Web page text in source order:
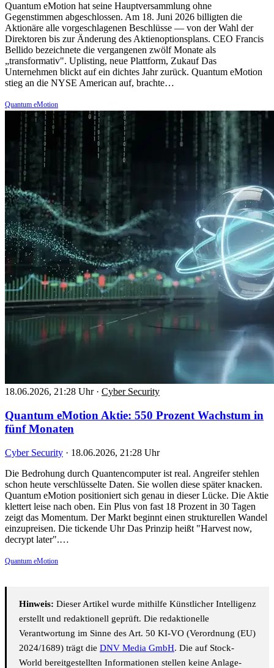
Quantum eMotion hat seine Hauptversammlung ohne
Gegenstimmen abgeschlossen. Am 18. Juni 2026 billigten die
Aktionäre alle vorgeschlagenen Beschlüsse — von der Wahl der
Direktoren bis zur Änderung des Aktienoptionsplans. CEO Francis
Bellido bezeichnete die vergangenen zwölf Monate als
„transformativ". Uplisting, neue Plattform, Zukauf Das
Unternehmen blickt auf ein dichtes Jahr zurück. Quantum eMotion
stieg an die NYSE American auf, brachte…
Quantum eMotion
18.06.2026, 21:28 Uhr · Cyber Security
Quantum eMotion Aktie: 550 Prozent Wachstum in
fünf Monaten
Cyber Security · 18.06.2026, 21:28 Uhr
Die Bedrohung durch Quantencomputer ist real. Angreifer stehlen
schon heute verschlüsselte Daten. Sie wollen diese später knacken.
Quantum eMotion positioniert sich genau in dieser Lücke. Die Aktie
klettert leise nach oben. Ein Plus von fast 18 Prozent in 30 Tagen
zeigt das Momentum. Der Markt beginnt einen strukturellen Wandel
einzupreisen. Die tickende Uhr Das Prinzip heißt "Harvest now,
decrypt later".…
Quantum eMotion
Hinweis: Dieser Artikel wurde mithilfe Künstlicher Intelligenz
erstellt und redaktionell geprüft. Die redaktionelle
Verantwortung im Sinne des Art. 50 KI-VO (Verordnung (EU)
2024/1689) trägt die DNV Media GmbH. Die auf Stock-
World bereitgestellten Informationen stellen keine Anlage-